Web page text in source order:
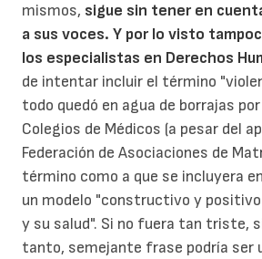
mismos, sigue sin tener en
a sus voces. Y por lo visto
los especialistas en Derechos
de intentar incluir el término
todo quedó en agua de borrajas
Colegios de Médicos (a pesar del
Federación de Asociaciones de
término como a que se incluyera
un modelo "constructivo y
y su salud". Si no fuera tan triste,
tanto, semejante frase podría ser